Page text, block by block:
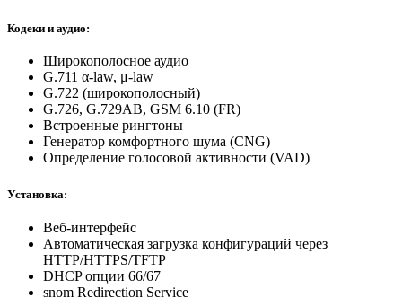
Кодеки и аудио:
Широкополосное аудио
G.711 α-law, μ-law
G.722 (широкополосный)
G.726, G.729AB, GSM 6.10 (FR)
Встроенные рингтоны
Генератор комфортного шума (CNG)
Определение голосовой активности (VAD)
Установка:
Веб-интерфейс
Автоматическая загрузка конфигураций через
HTTP/HTTPS/TFTP
DHCP опции 66/67
snom Redirection Service